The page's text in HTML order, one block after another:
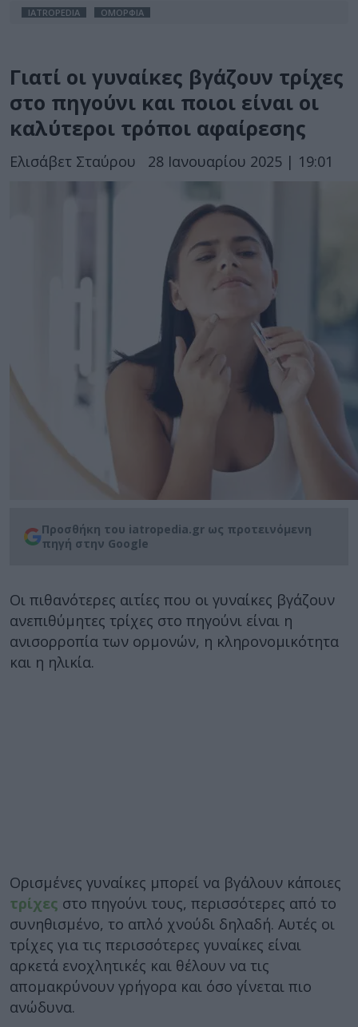
IATROPEDIA ΟΜΟΡΦΙΑ
Γιατί οι γυναίκες βγάζουν τρίχες
στο πηγούνι και ποιοι είναι οι
καλύτεροι τρόποι αφαίρεσης
Ελισάβετ Σταύρου 28 Ιανουαρίου 2025 | 19:01
Προσθήκη του iatropedia.gr ως προτεινόμενη
πηγή στην Google
Οι πιθανότερες αιτίες που οι γυναίκες βγάζουν
ανεπιθύμητες τρίχες στο πηγούνι είναι η
ανισορροπία των ορμονών, η κληρονομικότητα
και η ηλικία.
Ορισμένες γυναίκες μπορεί να βγάλουν κάποιες
τρίχες στο πηγούνι τους, περισσότερες από το
συνηθισμένο, το απλό χνούδι δηλαδή. Αυτές οι
τρίχες για τις περισσότερες γυναίκες είναι
αρκετά ενοχλητικές και θέλουν να τις
απομακρύνουν γρήγορα και όσο γίνεται πιο
ανώδυνα.